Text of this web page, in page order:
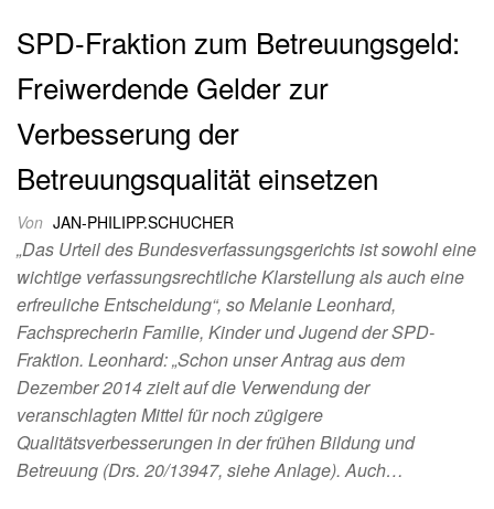
SPD-Fraktion zum Betreuungsgeld:
Freiwerdende Gelder zur
Verbesserung der
Betreuungsqualität einsetzen
Von JAN-PHILIPP.SCHUCHER
„Das Urteil des Bundesverfassungsgerichts ist sowohl eine
wichtige verfassungsrechtliche Klarstellung als auch eine
erfreuliche Entscheidung“, so Melanie Leonhard,
Fachsprecherin Familie, Kinder und Jugend der SPD-
Fraktion. Leonhard: „Schon unser Antrag aus dem
Dezember 2014 zielt auf die Verwendung der
veranschlagten Mittel für noch zügigere
Qualitätsverbesserungen in der frühen Bildung und
Betreuung (Drs. 20/13947, siehe Anlage). Auch…